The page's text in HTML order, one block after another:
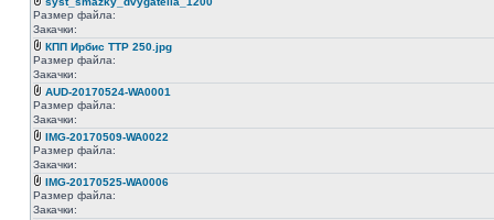
Размер файла:
Закачки:
КПП Ирбис ТТР 250.jpg
Размер файла:
Закачки:
AUD-20170524-WA0001
Размер файла:
Закачки:
IMG-20170509-WA0022
Размер файла:
Закачки:
IMG-20170525-WA0006
Размер файла:
Закачки: